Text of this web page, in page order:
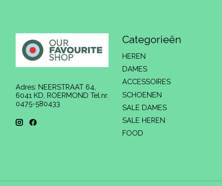
Adres: NEERSTRAAT 64,
6041 KD, ROERMOND Tel.nr.
0475-580433
Categorieën
HEREN
DAMES
ACCESSOIRES
SCHOENEN
SALE DAMES
SALE HEREN
FOOD